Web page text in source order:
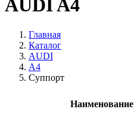
AUDI A4
Главная
Каталог
AUDI
A4
Суппорт
Наименование